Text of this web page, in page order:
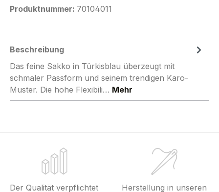
Produktnummer: 70104011
Beschreibung
Das feine Sakko in Türkisblau überzeugt mit
schmaler Passform und seinem trendigen Karo-
Muster. Die hohe Flexibili… Mehr
Der Qualität verpflichtet
Herstellung in unseren